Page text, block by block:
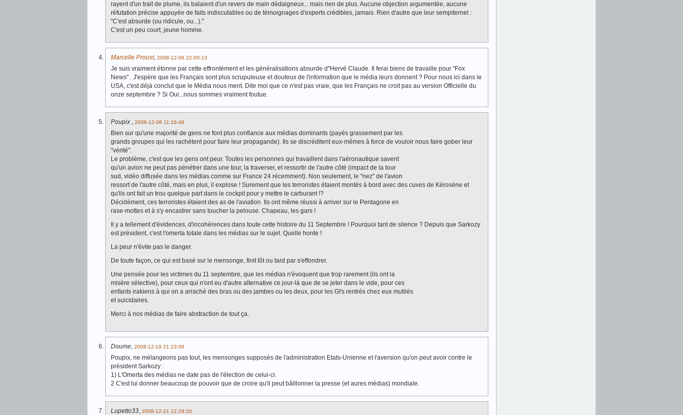
rayent d'un trait de plume, ils balaient d'un revers de main dédaigneux... mais rien de plus. Aucune objection argumentée, aucune
réfutation précise appuyée de faits indiscutables ou de témoignages d'experts crédibles, jamais. Rien d'autre que leur sempiternel :
"C'est absurde (ou ridicule, ou...)."
C'est un peu court, jeune homme.
Marcelle Proust, 2008-12-06 22:00:13
Je suis vraiment étonne par cette effrontément et les généralisations absurde d"Hervé Claude. Il ferai biens de travaille pour "Fox
News" . J'espère que les Français sont plus scrupuleuse et douteux de l'information que le média leurs donnent ? Pour nous ici dans le
USA, c'est déjà conclut que le Média nous ment. Dite moi que ce n'est pas vraie, que les Français ne croit pas au version Officielle du
onze septembre ? Si Oui...nous sommes vraiment foutue.
Poupix , 2008-12-08 11:16:46
Bien sur qu'une majorité de gens ne font plus confiance aux médias dominants (payés grassement par les
grands groupes qui les rachètent pour faire leur propagande). Ils se discréditent eux-mêmes à force de vouloir nous faire gober leur
"vérité".
Le problème, c'est que les gens ont peur. Toutes les personnes qui travaillent dans l'aéronautique savent
qu'un avion ne peut pas pénétrer dans une tour, la traverser, et ressortir de l'autre côté (impact de la tour
sud, vidéo diffusée dans les médias comme sur France 24 récemment). Non seulement, le "nez" de l'avion
ressort de l'autre côté, mais en plus, il explose ! Surement que les terroristes étaient montés à bord avec des cuves de Kérosène et
qu'ils ont fait un trou quelque part dans le cockpit pour y mettre le carburant !?
Décidément, ces terroristes étaient des as de l'aviation. Ils ont même réussi à arriver sur le Pentagone en
rase-mottes et à s'y encastrer sans toucher la pelouse. Chapeau, les gars !
Il y a tellement d'évidences, d'incohérences dans toute cette histoire du 11 Septembre ! Pourquoi tant de silence ? Depuis que Sarkozy
est président, c'est l'omerta totale dans les médias sur le sujet. Quelle honte !
La peur n'évite pas le danger.
De toute façon, ce qui est basé sur le mensonge, finit tôt ou tard par s'effondrer.
Une pensée pour les victimes du 11 septembre, que les médias n'évoquent que trop rarement (ils ont la
misère sélective), pour ceux qui n'ont eu d'autre alternative ce jour-là que de se jeter dans le vide, pour ces
enfants irakiens à qui on a arraché des bras ou des jambes ou les deux, pour les GI's rentrés chez eux mutilés
et suicidaires.
Merci à nos médias de faire abstraction de tout ça.
Doume, 2008-12-19 21:23:06
Poupix, ne mélangeons pas tout, les mensonges supposés de l'administration Etats-Unienne et l'aversion qu'on peut avoir contre le
président Sarkozy :
1) L'Omerta des médias ne date pas de l'élection de celui-ci.
2 C'est lui donner beaucoup de pouvoir que de croire qu'il peut bâillonner la presse (et aures médias) mondiale.
Lupetto33, 2008-12-21 12:29:20